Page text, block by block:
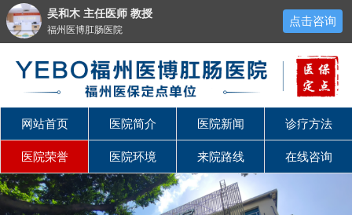
网站首页 医院简介 医院新闻 诊疗方法
医院荣誉 医院环境 来院路线 在线咨询
吴和木 主任医师 教授
福州医博肛肠医院
点击咨询